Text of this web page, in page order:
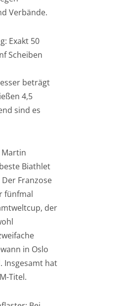
Verbände.
Exakt 50
Scheiben
beträgt
4,5
sind es
Martin
Biathlet
Franzose
fünfmal
der
in Oslo
Insgesamt hat
Titel.